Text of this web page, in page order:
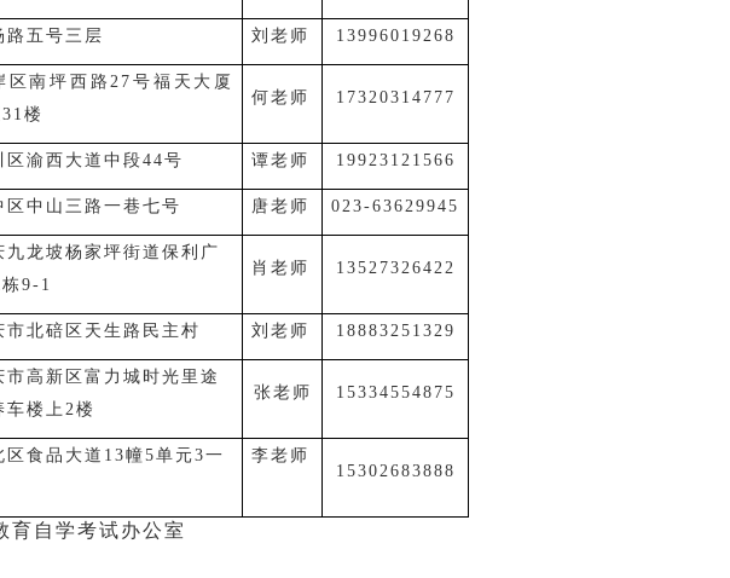
路五号三层 刘老师 13996019268
区南坪西路27号福天大厦
楼
何老师 17320314777
区渝西大道中段44号 谭老师 19923121566
区中山三路一巷七号 唐老师 023-63629945
九龙坡杨家坪街道保利广
9-1
肖老师 13527326422
市北碚区天生路民主村 刘老师 18883251329
市高新区富力城时光里途
车楼上2楼
张老师 15334554875
区食品大道13幢5单元3一
李老师
15302683888
育自学考试办公室